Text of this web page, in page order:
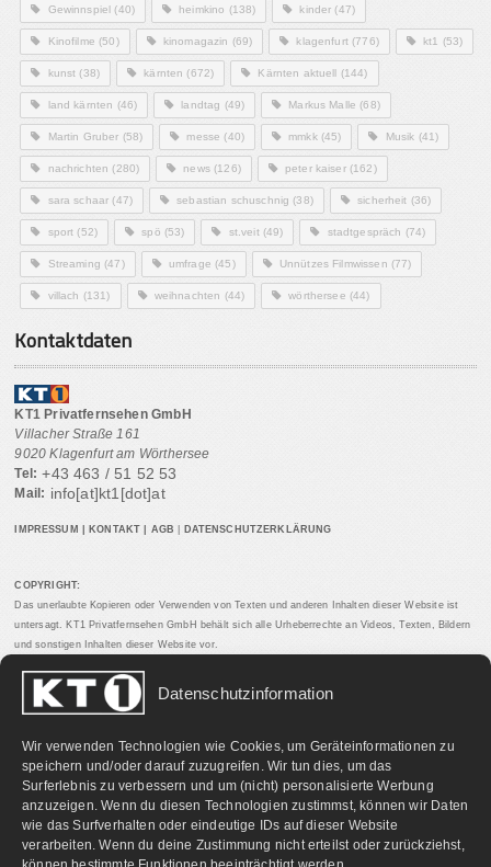
Datenschutzinformation
Wir verwenden Technologien wie Cookies, um Geräteinformationen zu
speichern und/oder darauf zuzugreifen. Wir tun dies, um das
Surferlebnis zu verbessern und um (nicht) personalisierte Werbung
anzuzeigen. Wenn du diesen Technologien zustimmst, können wir Daten
wie das Surfverhalten oder eindeutige IDs auf dieser Website
verarbeiten. Wenn du deine Zustimmung nicht erteilst oder zurückziehst,
Gewinnspiel (40) heimkino (138) kinder (47)
Kinofilme (50) kinomagazin (69) klagenfurt(776) kt1 (53)
kunst (38) kärnten (672) Kärnten aktuell (144)
land kärnten (46) landtag (49) Markus Malle (68)
Martin Gruber (58) messe (40) mmkk(45) Musik (41)
nachrichten (280) news(126) peter kaiser(162)
sara schaar (47) sebastian schuschnig (38) sicherheit (36)
sport (52) spö (53) st.veit(49) stadtgespräch (74)
Streaming (47) umfrage (45) Unnützes Filmwissen (77)
villach (131) weihnachten (44) wörthersee (44)
Kontaktdaten
KT1 Privatfernsehen GmbH
Villacher Straße 161
9020 Klagenfurt am Wörthersee
Tel: +43 463 / 51 52 53
Mail: info[at]kt1[dot]at
IMPRESSUM KONTAKT AGB DATENSCHUTZERKLÄRUNG
COPYRIGHT:
Das unerlaubte Kopieren oder Verwenden von Texten und anderen Inhalten dieser Website ist
untersagt. KT1 Privatfernsehen GmbH behält sich alle Urheberrechte an Videos, Texten, Bildern
und sonstigen Inhalten dieser Website vor.
PARTNERLINKS: